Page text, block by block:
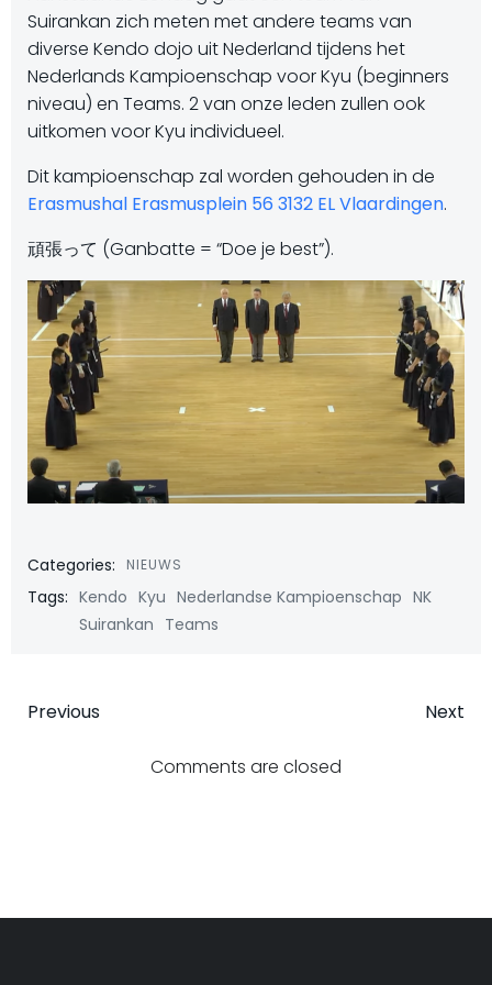
Suirankan zich meten met andere teams van
diverse Kendo dojo uit Nederland tijdens het
Nederlands Kampioenschap voor Kyu (beginners
niveau) en Teams. 2 van onze leden zullen ook
uitkomen voor Kyu individueel.
Dit kampioenschap zal worden gehouden in de
Erasmushal Erasmusplein 56 3132 EL Vlaardingen.
頑張って (Ganbatte = “Doe je best”).
Categories: NIEUWS
Tags: Kendo Kyu Nederlandse Kampioenschap NK
Suirankan Teams
Bericht
navigatie
Previous
navigatie
Next
Comments are closed